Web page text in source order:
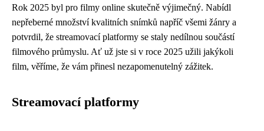
Rok 2025 byl pro filmy online skutečně výjimečný. Nabídl
nepřeberné množství kvalitních snímků napříč všemi žánry a
potvrdil, že streamovací platformy se staly nedílnou součástí
filmového průmyslu. Ať už jste si v roce 2025 užili jakýkoli
film, věříme, že vám přinesl nezapomenutelný zážitek.
Streamovací platformy